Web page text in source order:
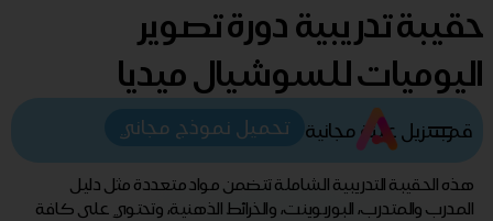
حقيبة تدريبية دورة تصوير
اليوميات للسوشيال ميديا
قم بتنزيل عينة مجانية تحميل نموذج مجاني
هذه الحقيبة التدريبية الشاملة تتضمن مواد متعددة مثل دليل
المدرب والمتدرب، البوربوينت، والخرائط الذهنية، وتحتوي على كافة